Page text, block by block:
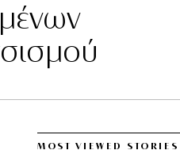
MOST VIEWED STORIES